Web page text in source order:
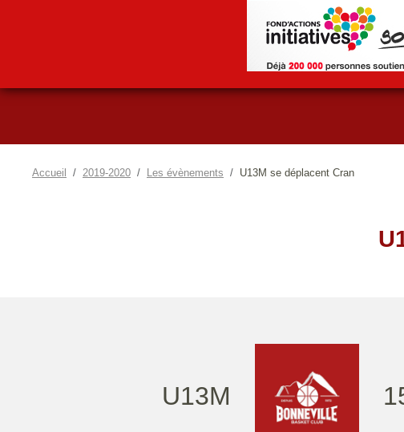
Accueil 2019-2020 Les évènements U13M se déplacent Cran
U13M